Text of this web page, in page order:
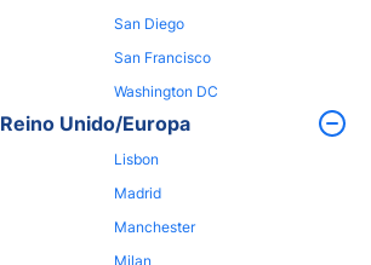
San Diego
San Francisco
Washington DC
Reino Unido/Europa
Lisbon
Madrid
Manchester
Milan